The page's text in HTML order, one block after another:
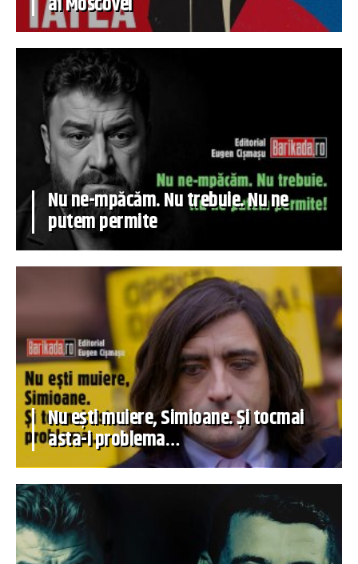
Nu ne-mpăcăm. Nu trebuie. Nu ne
putem permite
Nu ești muiere, Simioane. Și tocmai
asta-i problema…